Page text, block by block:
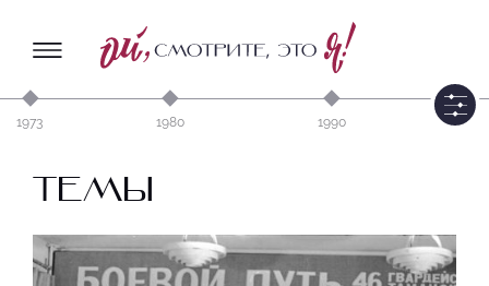
1973 1980 1990
ТЕМЫ